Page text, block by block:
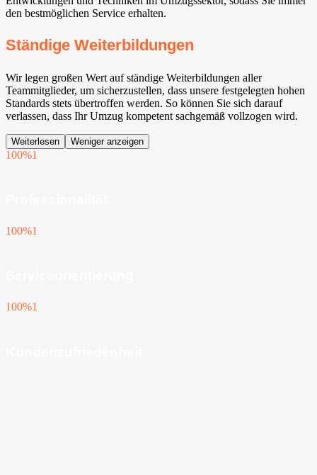
den bestmöglichen Service erhalten.
Ständige Weiterbildungen
Wir legen großen Wert auf ständige Weiterbildungen aller
Teammitglieder, um sicherzustellen, dass unsere festgelegten hohen
Standards stets übertroffen werden. So können Sie sich darauf
verlassen, dass Ihr Umzug kompetent sachgemäß vollzogen wird.
Weiterlesen Weniger anzeigen
100%1
100%1
100%1